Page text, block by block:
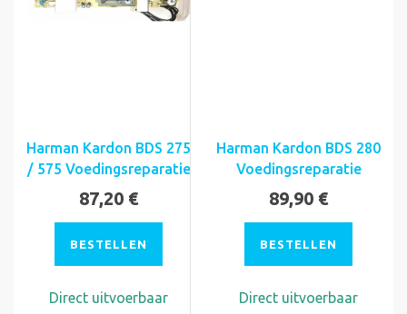
Harman Kardon BDS 275
/ 575 Voedingsreparatie
87,20 €
BESTELLEN
Direct uitvoerbaar
Harman Kardon BDS 280
Voedingsreparatie
89,90 €
BESTELLEN
Direct uitvoerbaar